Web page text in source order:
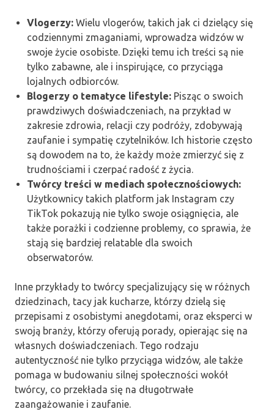
Vlogerzy: Wielu vlogerów, takich jak ci dzielący się
codziennymi zmaganiami, wprowadza widzów w
swoje życie osobiste. Dzięki temu ich treści są nie
tylko zabawne, ale i inspirujące, co przyciąga
lojalnych odbiorców.
Blogerzy o tematyce lifestyle: Pisząc o swoich
prawdziwych doświadczeniach, na przykład w
zakresie zdrowia, relacji czy podróży, zdobywają
zaufanie i sympatię czytelników. Ich historie często
są dowodem na to, że każdy może zmierzyć się z
trudnościami i czerpać radość z życia.
Twórcy treści w mediach społecznościowych:
Użytkownicy takich platform jak Instagram czy
TikTok pokazują nie tylko swoje osiągnięcia, ale
także porażki i codzienne problemy, co sprawia, że
stają się bardziej relatable dla swoich
obserwatorów.
Inne przykłady to twórcy specjalizujący się w różnych
dziedzinach, tacy jak kucharze, którzy dzielą się
przepisami z osobistymi anegdotami, oraz eksperci w
swoją branży, którzy oferują porady, opierając się na
własnych doświadczeniach. Tego rodzaju
autentyczność nie tylko przyciąga widzów, ale także
pomaga w budowaniu silnej społeczności wokół
twórcy, co przekłada się na długotrwałe
zaangażowanie i zaufanie.